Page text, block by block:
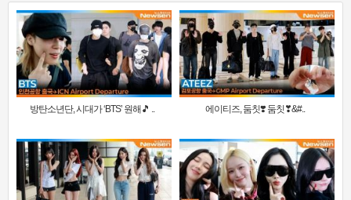
방탄소년단, 시대가 ‘BTS’ 원해🎵 .. 에이티즈, 둠칫❣️ 둠칫❣&#..